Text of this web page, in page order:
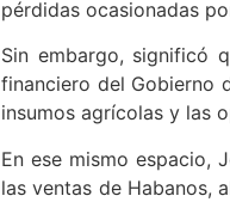
pérdidas ocasionadas
Sin embargo, significó
financiero del Gobierno
insumos agrícolas y las
En ese mismo espacio,
las ventas de Habanos,